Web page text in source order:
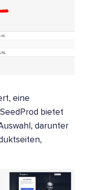
eine
bietet
darunter